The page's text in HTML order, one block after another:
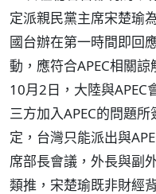
定派親民黨主席宋楚瑜
國台辦在第一時間即回
動，應符合APEC相關
10月2日，大陸與APEC
三方加入APEC的問題
定，台灣只能派出與
席部長會議，外長與副
類推，宋楚瑜既非財經